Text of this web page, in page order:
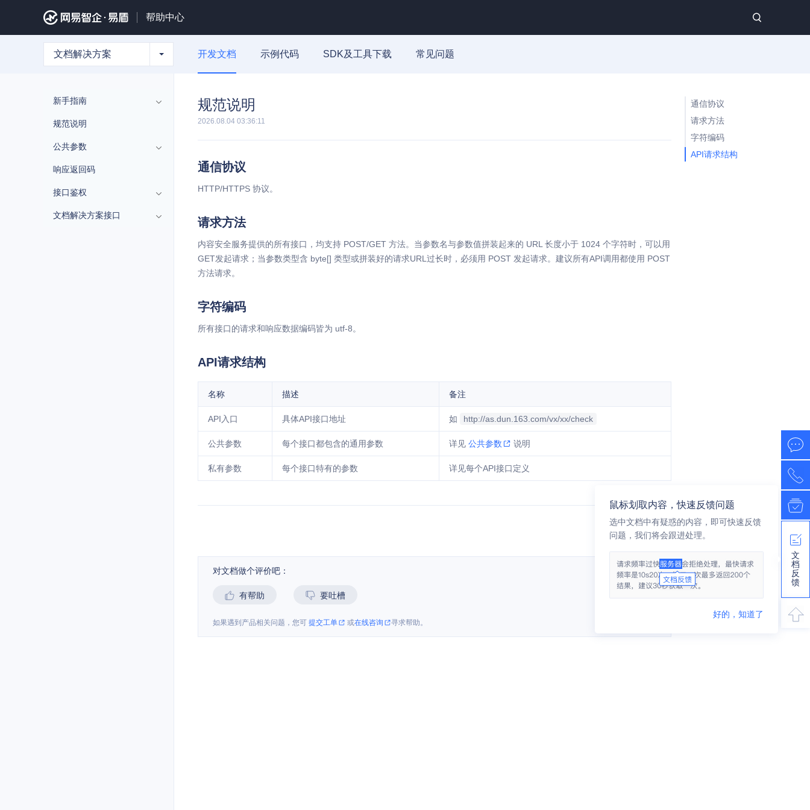
帮助中心
文档解决方案 开发文档 示例代码 SDK及工具下载 常见问题
新手指南
规范说明
公共参数
响应返回码
接口鉴权
文档解决方案接口
规范说明
2026.08.04 03:36:11
通信协议
请求方法
字符编码
API请求结构
通信协议
HTTP/HTTPS 协议。
请求方法
内容安全服务提供的所有接口，均支持 POST/GET 方法。当参数名与参数值拼装起来的 URL 长度小于 1024 个字符时，可以用
GET发起请求；当参数类型含 byte[] 类型或拼装好的请求URL过长时，必须用 POST 发起请求。建议所有API调用都使用 POST
方法请求。
字符编码
所有接口的请求和响应数据编码皆为 utf-8。
API请求结构
名称 描述 备注
API入口 具体API接口地址 如 http://as.dun.163.com/vx/xx/check
公共参数 每个接口都包含的通用参数 详见 公共参数 说明
私有参数 每个接口特有的参数 详见每个API接口定义
对文档做个评价吧：
有帮助 要吐槽
如果遇到产品相关问题，您可 提交工单 或在线咨询 寻求帮助。
文
档
反
馈
鼠标划取内容，快速反馈问题
选中文档中有疑惑的内容，即可快速反馈
问题，我们将会跟进处理。
好的，知道了